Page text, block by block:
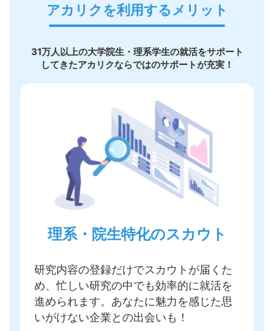
アカリクを利用するメリット
31万人以上の大学院生・理系学生の就活をサポート
してきたアカリクならではのサポートが充実！
理系・院生特化のスカウト
研究内容の登録だけでスカウトが届く た
め、忙しい研究の中でも効率的に就活を
進められます。あなたに魅力を感じた思
いがけない企業との出会いも！